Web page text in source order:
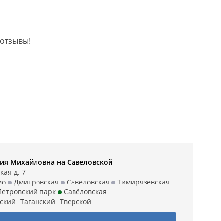
Михайловна на Савеловской
д. 7
Дмитровская Савеловская
Тимирязевская
парк
Савёловская
Таганский Тверской